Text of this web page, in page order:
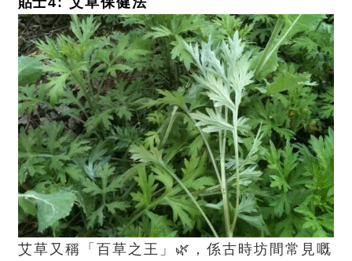
艾草又稱「百草之王」🌿，係古時坊間常見嘅